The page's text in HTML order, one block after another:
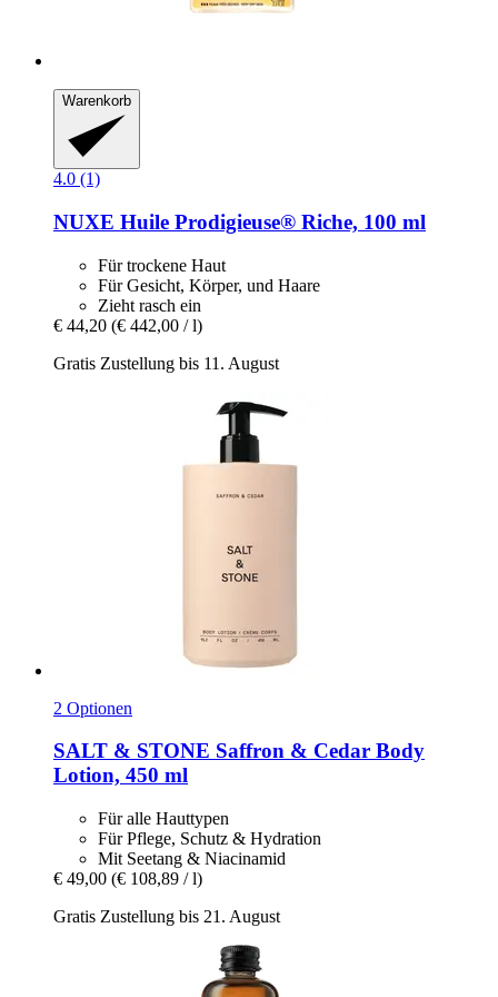
Warenkorb
4.0 (1)
NUXE Huile Prodigieuse® Riche, 100 ml
Für trockene Haut
Für Gesicht, Körper, und Haare
Zieht rasch ein
€ 44,20 (€ 442,00 / l)
Gratis Zustellung bis 11. August
2 Optionen
SALT & STONE Saffron & Cedar Body
Lotion, 450 ml
Für alle Hauttypen
Für Pflege, Schutz & Hydration
Mit Seetang & Niacinamid
€ 49,00 (€ 108,89 / l)
Gratis Zustellung bis 21. August